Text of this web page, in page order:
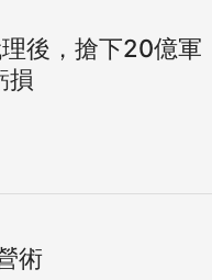
後，搶下20億軍
損
術